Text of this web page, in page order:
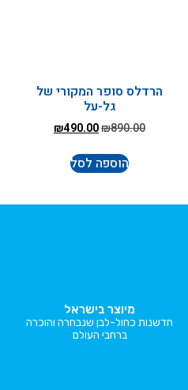
הרדלס סופר המקורי של
גל-על
₪890.00
₪490.00
הוספה לסל
מיוצר בישראל
חדשנות כחול-לבן שנבחרה והוכרה
ברחבי העולם